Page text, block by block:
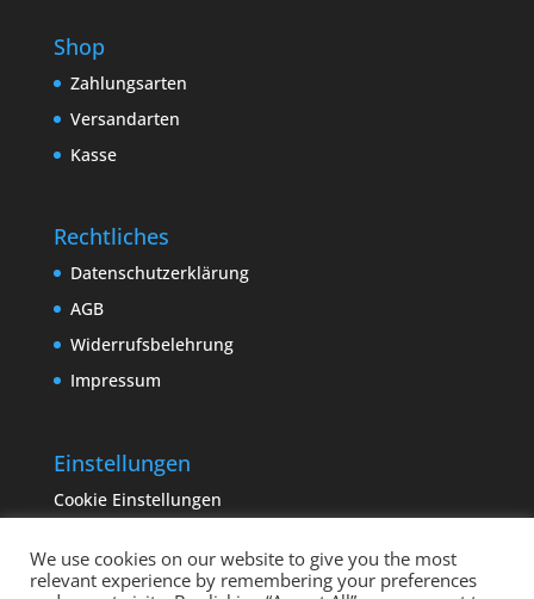
Shop
Zahlungsarten
Versandarten
Kasse
Rechtliches
Datenschutzerklärung
AGB
Widerrufsbelehrung
Impressum
Einstellungen
Cookie Einstellungen
We use cookies on our website to give you the most
relevant experience by remembering your preferences